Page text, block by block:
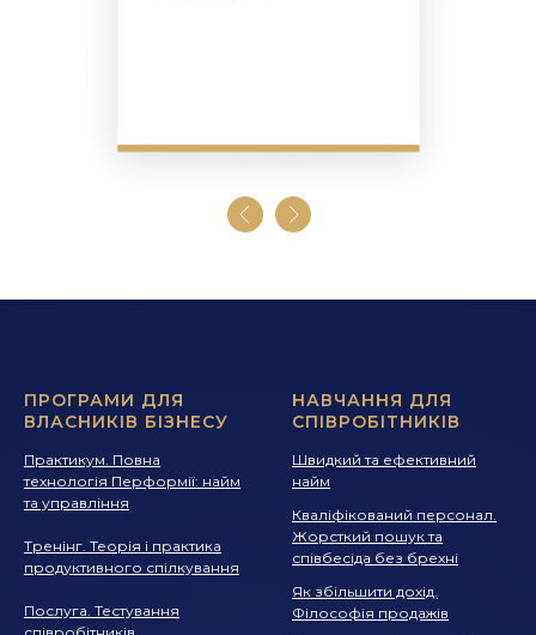
ПРОГРАМИ ДЛЯ
ВЛАСНИКІВ БІЗНЕСУ
Практикум. Повна
технологія Перформії: найм
та управління
Тренінг. Теорія і практика
продуктивного спілкування
Послуга. Тестування
НАВЧАННЯ ДЛЯ
СПІВРОБІТНИКІВ
Швидкий та ефективний
найм
Кваліфікований персонал.
Жорсткий пошук та
співбесіда без брехні
Як збільшити дохід.
Філософія продажів